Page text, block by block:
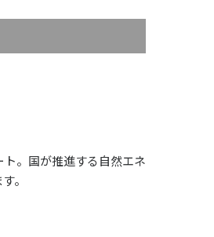
。国が推進する自然エネ
。